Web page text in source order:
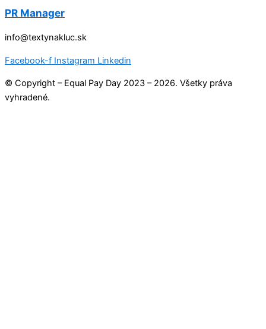
PR Manager
info@textynakluc.sk
Facebook-f Instagram Linkedin
© Copyright – Equal Pay Day 2023 – 2026. Všetky práva
vyhradené.